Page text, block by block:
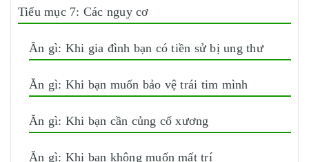
Tiểu mục 7: Các nguy cơ
Ăn gì: Khi gia đình bạn có tiền sử bị ung thư
Ăn gì: Khi bạn muốn bảo vệ trái tim mình
Ăn gì: Khi bạn cần củng cố xương
Ăn gì: Khi bạn không muốn mất trí